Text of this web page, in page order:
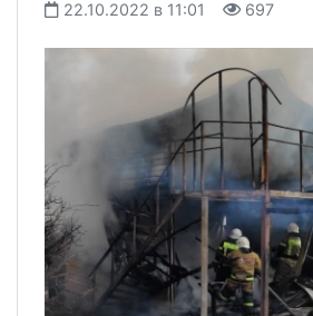
22.10.2022 в 11:01 697